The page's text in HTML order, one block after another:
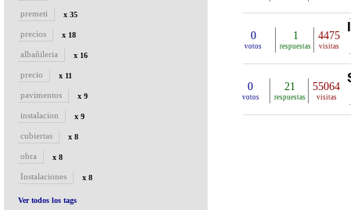
premeti x 35
precios x 18
albañileria x 16
precio x 11
pavimentos x 9
instalacion x 9
cubiertas x 8
obra x 8
Instalaciones x 8
Ver todos los tags
0
votos
1
respuestas
4475
visitas
0
votos
21
respuestas
55064
visitas